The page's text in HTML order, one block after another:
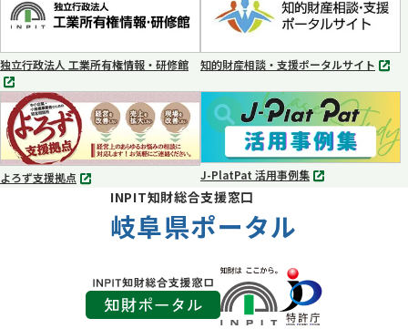
ブ
で
く
ブ
で
開
く
独立行政法人 工業所有権情報・研修館
別
タ
ブ
で
知的財産相談・支援ポータルサイト
別
タ
開
く
よろず支援拠点
別
J-PlatPat 活用事例集
別
INPIT知財総合支援窓口
岐阜県ポータル